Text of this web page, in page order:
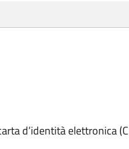
d’identità elettronica